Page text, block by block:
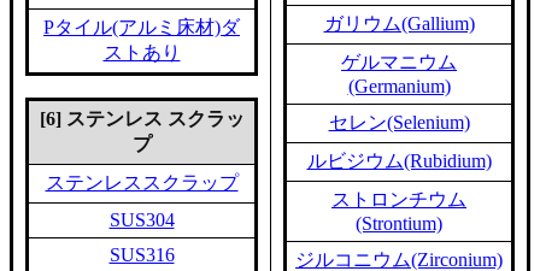
Pタイル(アルミ床材)ダ
ストあり
[6] ステンレス スクラッ
プ
ステンレススクラップ
SUS304
SUS316
ガリウム(Gallium)
ゲルマニウム
(Germanium)
セレン(Selenium)
ルビジウム(Rubidium)
ストロンチウム
(Strontium)
ジルコニウム(Zirconium)